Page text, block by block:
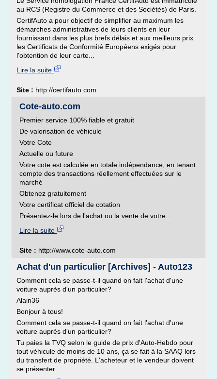
au RCS (Registre du Commerce et des Sociétés) de Paris.
CertifAuto a pour objectif de simplifier au maximum les
démarches administratives de leurs clients en leur
fournissant dans les plus brefs délais et aux meilleurs prix
les Certificats de Conformité Européens exigés pour
l'obtention de leur carte...
Lire la suite
Site : http://certifauto.com
Cote-auto.com
Premier service 100% fiable et gratuit
De valorisation de véhicule
Votre Cote
Actuelle ou future
Votre cote est calculée en totale indépendance, en tenant
compte des transactions réellement effectuées sur le
marché
Obtenez gratuitement
Votre certificat officiel de cotation
Présentez-le lors de l'achat ou la vente de votre...
Lire la suite
Site : http://www.cote-auto.com
Achat d'un particulier [Archives] - Auto123
Comment cela se passe-t-il quand on fait l'achat d'une
voiture auprès d'un particulier?
Alain36
Bonjour à tous!
Comment cela se passe-t-il quand on fait l'achat d'une
voiture auprès d'un particulier?
Tu paies la TVQ selon le guide de prix d'Auto-Hebdo pour
tout véhicule de moins de 10 ans, ça se fait à la SAAQ lors
du transfert de propriété. L'acheteur et le vendeur doivent
se présenter...